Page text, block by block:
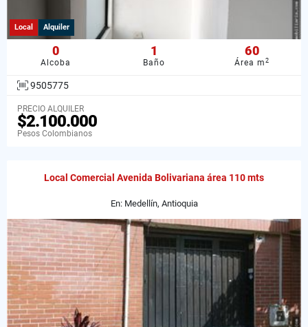
Local Alquiler
0
Alcoba
1
Baño
60
Área m2
9505775
PRECIO ALQUILER
$2.100.000
Pesos Colombianos
Local Comercial Avenida Bolivariana área 110 mts
En: Medellín, Antioquia